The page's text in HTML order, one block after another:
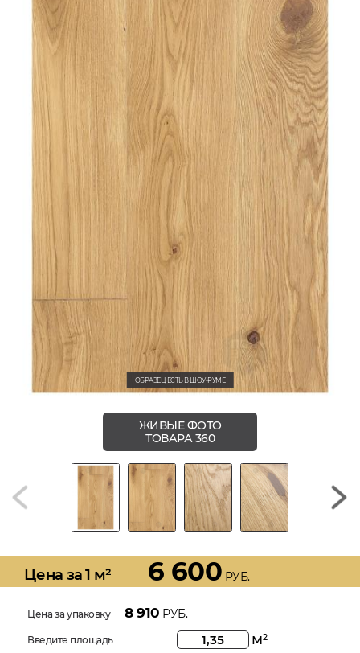
ОБРАЗЕЦ ЕСТЬ В ШОУ-РУМЕ
ЖИВЫЕ ФОТО
ТОВАРА 360
Цена за 1 м² 6 600 РУБ.
Цена за упаковку 8 910 РУБ.
Введите площадь м2